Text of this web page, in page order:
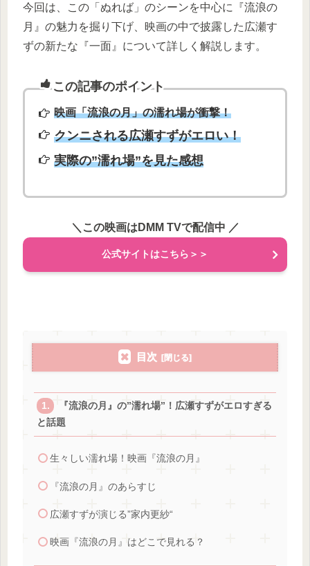
今回は、この「ぬれば」のシーンを中心に『流浪の
月』の魅力を掘り下げ、映画の中で披露した広瀬す
ずの新たな『一面』について詳しく解説します。
この記事のポイント
映画「流浪の月」の濡れ場が衝撃！
クンニされる広瀬すずがエロい！
実際の”濡れ場”を見た感想
＼この映画はDMM TVで配信中 ／
公式サイトはこちら＞＞
目次
『流浪の月』の”濡れ場”！広瀬すずがエロすぎる
と話題
生々しい濡れ場！映画『流浪の月』
『流浪の月』のあらすじ
広瀬すずが演じる”家内更紗“
映画『流浪の月』はどこで見れる？